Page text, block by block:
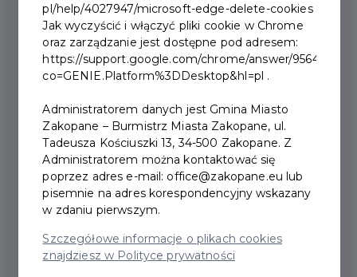
pl/help/4027947/microsoft-edge-delete-cookies
Jak wyczyścić i włączyć pliki cookie w Chrome
oraz zarządzanie jest dostępne pod adresem:
https://support.google.com/chrome/answer/95647?
co=GENIE.Platform%3DDesktop&hl=pl .
Administratorem danych jest Gmina Miasto
Zakopane – Burmistrz Miasta Zakopane, ul.
Tadeusza Kościuszki 13, 34-500 Zakopane. Z
Administratorem można kontaktować się
poprzez adres e-mail: office@zakopane.eu lub
pisemnie na adres korespondencyjny wskazany
w zdaniu pierwszym.
Szczegółowe informacje o plikach cookies
znajdziesz w Polityce prywatności